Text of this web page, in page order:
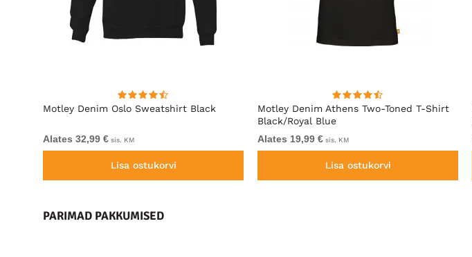
Motley Denim Oslo Sweatshirt Black
Alates 32,99 € sis. KM
Lisa ostukorvi
Motley Denim Athens Two-Toned T-Shirt
Black/Royal Blue
Alates 19,99 € sis. KM
Lisa ostukorvi
PARIMAD PAKKUMISED